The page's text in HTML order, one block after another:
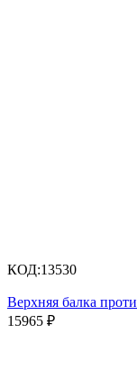
КОД:13530
Верхняя балка
15965 ₽